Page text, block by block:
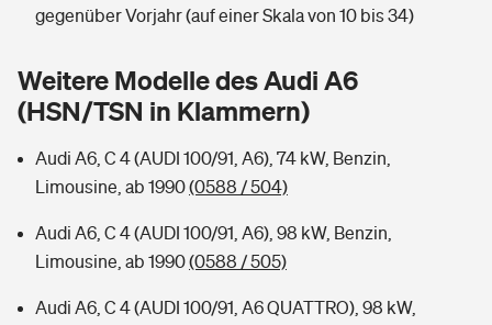
Hochwasser-Check: Wie gefährdet ist Ihr Haus?
Wer versichert was: Jetzt Versicherer finden
Sie haben Fragen?
Private Cyberversicherung
Musikinstrumentenversicherung
Zur Übersicht
Tools
Wer versichert was: Jetzt Versicherer finden
Sie haben Fragen?
Rentenrechner: Wie viel Geld bekomme ich im Alter?
gegenüber Vorjahr (auf einer Skala von 10 bis 34)
Weitere Modelle des Audi A6
(HSN/TSN in Klammern)
Audi A6, C 4 (AUDI 100/91, A6), 74 kW, Benzin,
Limousine, ab 1990(0588 / 504)
Audi A6, C 4 (AUDI 100/91, A6), 98 kW, Benzin,
Limousine, ab 1990(0588 / 505)
Audi A6, C 4 (AUDI 100/91, A6 QUATTRO), 98 kW,